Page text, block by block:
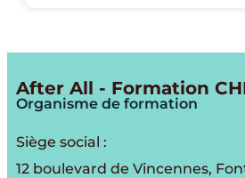
After All - Formation
Organisme de formation
Siège social :
12 boulevard de Vincennes,